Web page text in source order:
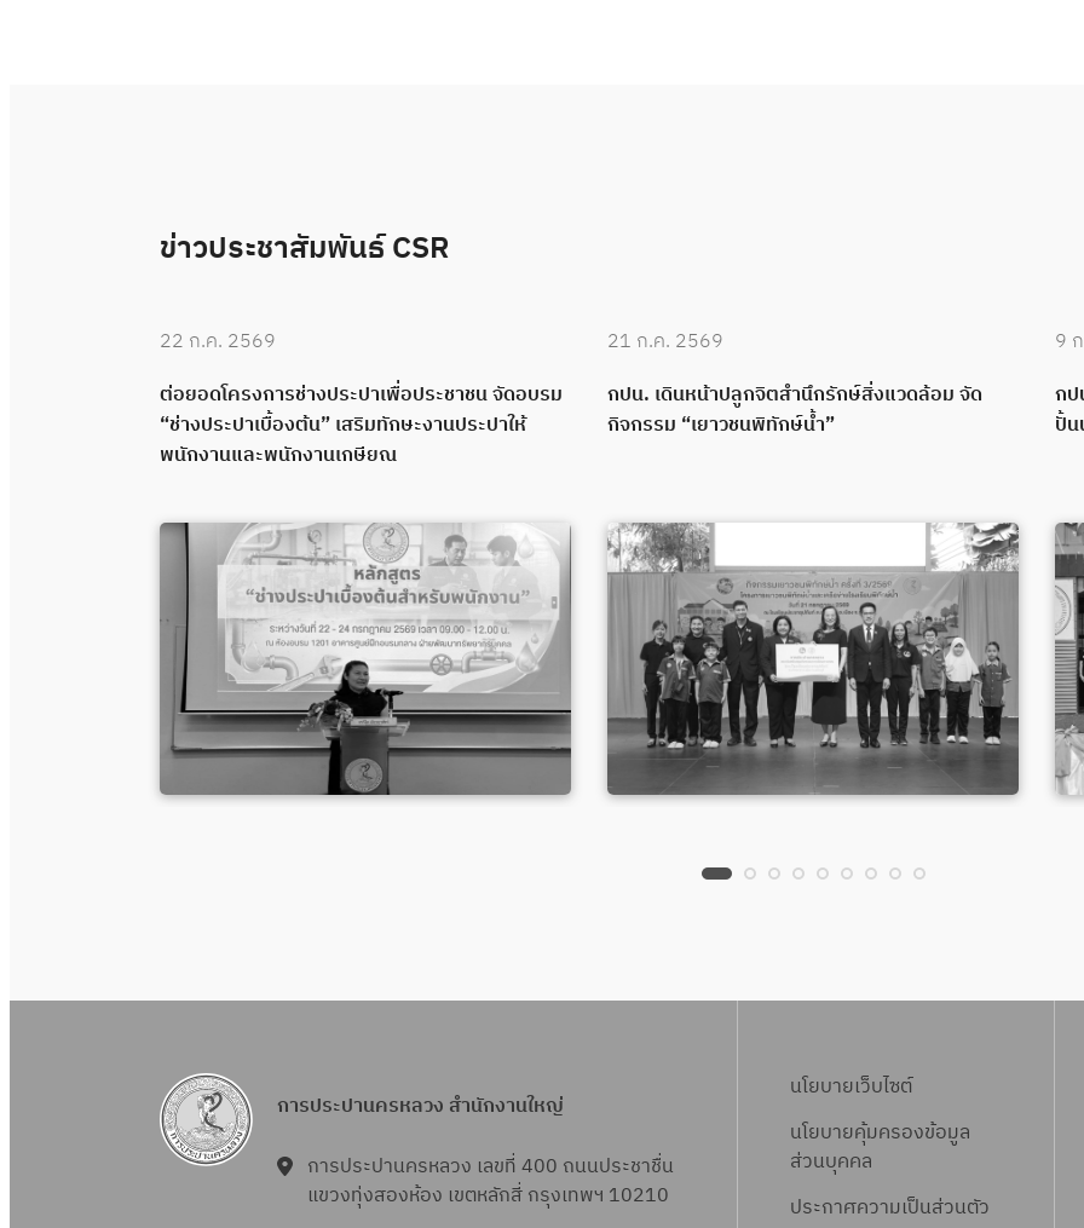
ข่าวประชาสัมพันธ์ CSR
22 ก.ค. 2569
ต่อยอดโครงการช่างประปาเพื่อประชาชน จัดอบรม
“ช่างประปาเบื้องต้น” เสริมทักษะงานประปาให้
พนักงานและพนักงานเกษียณ
21 ก.ค. 2569
กปน. เดินหน้าปลูกจิตสำนึกรักษ์สิ่งแวดล้อม จัด
กิจกรรม “เยาวชนพิทักษ์น้ำ”
9
กป
ปั้
การประปานครหลวง สำนักงานใหญ่
การประปานครหลวง เลขที่ 400 ถนนประชาชื่น
แขวงทุ่งสองห้อง เขตหลักสี่ กรุงเทพฯ 10210
นโยบายเว็บไซต์
นโยบายคุ้มครองข้อมูล
ส่วนบุคคล
ประกาศความเป็นส่วนตัว